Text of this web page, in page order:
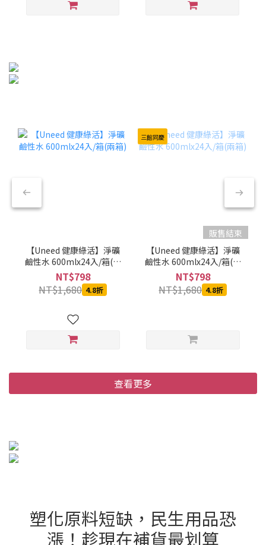
【Uneed 健康綠活】淨礦
鹼性水 600mlx24入/箱(兩
箱)
NT$798
NT$1,680 4.8折
三館同慶
販售結束
【Uneed 健康綠活】淨礦
鹼性水 600mlx24入/箱(兩
箱)
NT$798
NT$1,680 4.8折
查看更多
塑化原料短缺，民生用品恐
漲！趁現在補貨最划算